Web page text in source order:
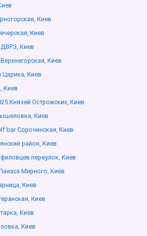
Киев
Киев
Киев
Киев
Царика, Киев
Киев
Князей Острожских, Киев
Киев
bar Сорочинская, Киев
район, Киев
переулок, Киев
Мирного, Киев
Киев
Киев
Киев
Киев